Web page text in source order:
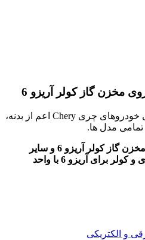
گاز کولر آریزو 6
فروش و پخش کلیه لوازم یدکی خودروهای چری Chery اعم از بدنه،
مدل ها.
جهت خرید سنسور فشار روی مخزن گاز کولر آریزو 6 و سایر
قطعات برقی و الکتریکی, بخاری و کولر برای آریزو 6 با واحد
و الکتریکی